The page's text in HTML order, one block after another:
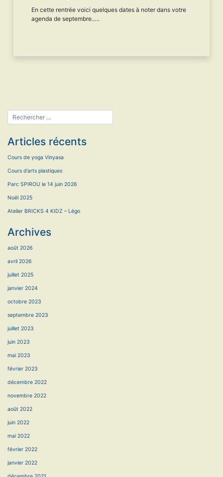
En cette rentrée voici quelques dates à noter dans votre
agenda de septembre…..
Articles récents
Cours de yoga Vinyasa
Cours d’arts plastiques
Parc SPIROU le 14 juin 2026
Noël 2025
Atelier BRICKS 4 KIDZ – Légo
Archives
août 2026
avril 2026
juillet 2025
janvier 2024
octobre 2023
septembre 2023
juillet 2023
juin 2023
mai 2023
février 2023
décembre 2022
novembre 2022
août 2022
juin 2022
mai 2022
février 2022
janvier 2022